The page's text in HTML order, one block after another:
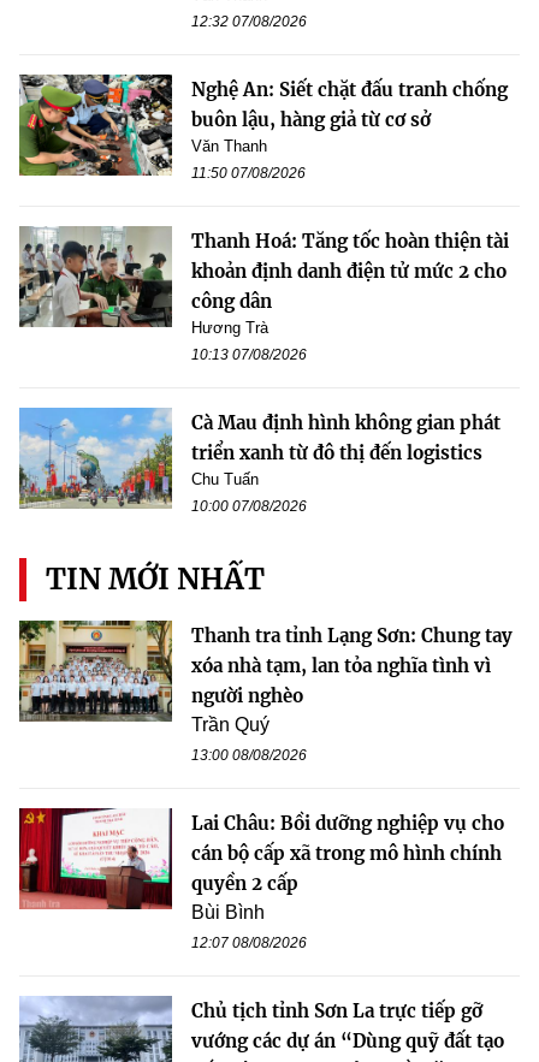
12:32 07/08/2026
Nghệ An: Siết chặt đấu tranh chống
buôn lậu, hàng giả từ cơ sở
Văn Thanh
11:50 07/08/2026
Thanh Hoá: Tăng tốc hoàn thiện tài
khoản định danh điện tử mức 2 cho
công dân
Hương Trà
10:13 07/08/2026
Cà Mau định hình không gian phát
triển xanh từ đô thị đến logistics
Chu Tuấn
10:00 07/08/2026
TIN MỚI NHẤT
Thanh tra tỉnh Lạng Sơn: Chung tay
xóa nhà tạm, lan tỏa nghĩa tình vì
người nghèo
Trần Quý
13:00 08/08/2026
Lai Châu: Bồi dưỡng nghiệp vụ cho
cán bộ cấp xã trong mô hình chính
quyền 2 cấp
Bùi Bình
12:07 08/08/2026
Chủ tịch tỉnh Sơn La trực tiếp gỡ
vướng các dự án “Dùng quỹ đất tạo